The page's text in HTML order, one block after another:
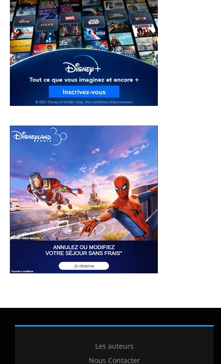
Les auteurs
Nous Contacter